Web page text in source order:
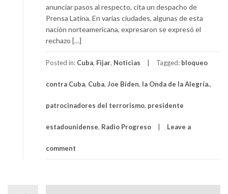
anunciar pasos al respecto, cita un despacho de
Prensa Latina. En varias ciudades, algunas de esta
nación norteamericana, expresaron se expresó el
rechazo […]
Posted in: Cuba, Fijar, Noticias Tagged: bloqueo
contra Cuba, Cuba, Joe Biden, la Onda de la Alegría.,
patrocinadores del terrorismo, presidente
estadounidense, Radio Progreso Leave a
comment